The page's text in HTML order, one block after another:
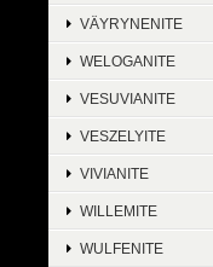
VÄYRYNENITE
WELOGANITE
VESUVIANITE
VESZELYITE
VIVIANITE
WILLEMITE
WULFENITE